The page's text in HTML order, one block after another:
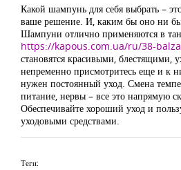
Какой шампунь для себя выбрать –
ваше решение. И, каким бы оно ни
Шампуни отлично применяются в
https://kapous.com.ua/ru/38-
становятся красивыми, блестящими,
непременно присмотритесь еще и к
нужен постоянный уход. Смена
питание, нервы – все это напрямую
Обеспечивайте хороший уход и
уходовыми средствами.
Теги: